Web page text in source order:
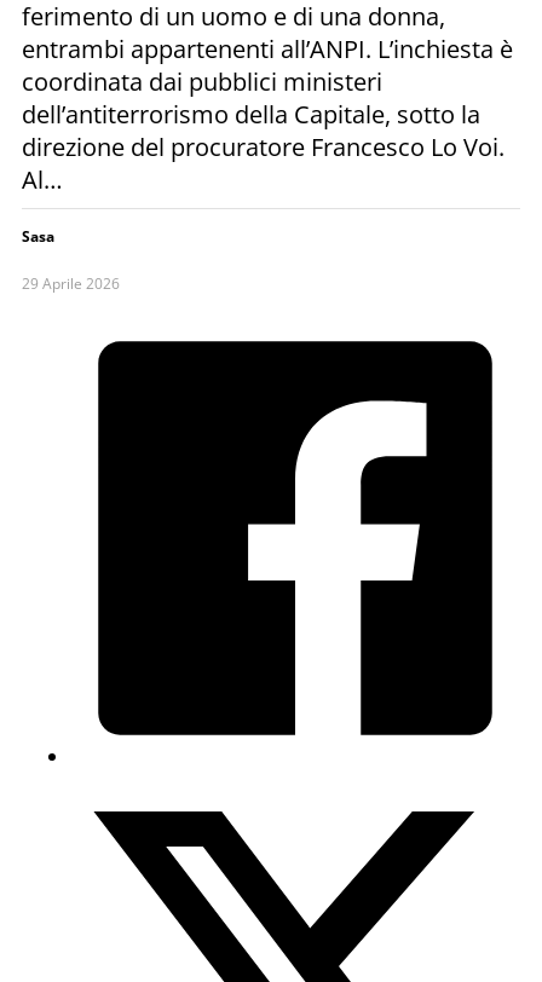
ferimento di un uomo e di una donna,
entrambi appartenenti all’ANPI. L’inchiesta è
coordinata dai pubblici ministeri
dell’antiterrorismo della Capitale, sotto la
direzione del procuratore Francesco Lo Voi.
Al…
Sasa
29 Aprile 2026